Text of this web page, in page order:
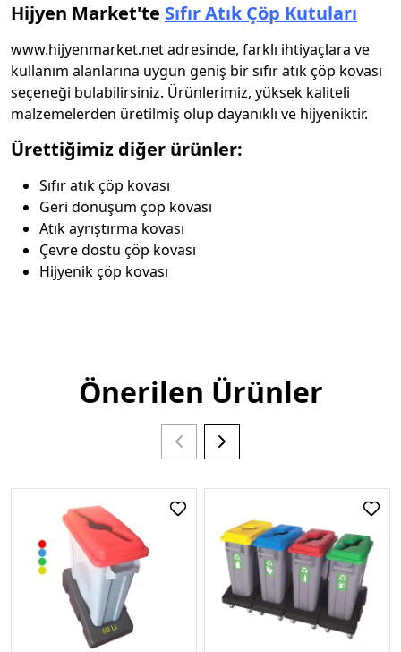
Hijyen Market'te Sıfır Atık Çöp Kutuları
www.hijyenmarket.net adresinde, farklı ihtiyaçlara ve
kullanım alanlarına uygun geniş bir sıfır atık çöp kovası
seçeneği bulabilirsiniz. Ürünlerimiz, yüksek kaliteli
malzemelerden üretilmiş olup dayanıklı ve hijyeniktir.
Ürettiğimiz diğer ürünler:
Sıfır atık çöp kovası
Geri dönüşüm çöp kovası
Atık ayrıştırma kovası
Çevre dostu çöp kovası
Hijyenik çöp kovası
Önerilen Ürünler